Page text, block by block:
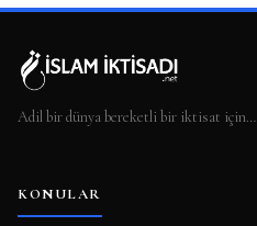
Adil bir dünya bereketli bir iktisat için…
KONULAR